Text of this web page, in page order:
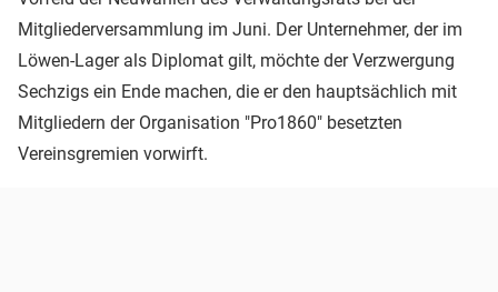
Mitgliederversammlung im Juni. Der Unternehmer, der im
Löwen-Lager als Diplomat gilt, möchte der Verzwergung
Sechzigs ein Ende machen, die er den hauptsächlich mit
Mitgliedern der Organisation "Pro1860" besetzten
Vereinsgremien vorwirft.